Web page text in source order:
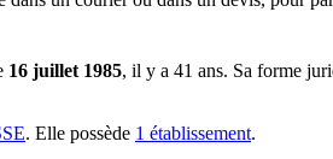
16 juillet 1985, il y a 41 ans. Sa forme
. Elle possède 1 établissement.